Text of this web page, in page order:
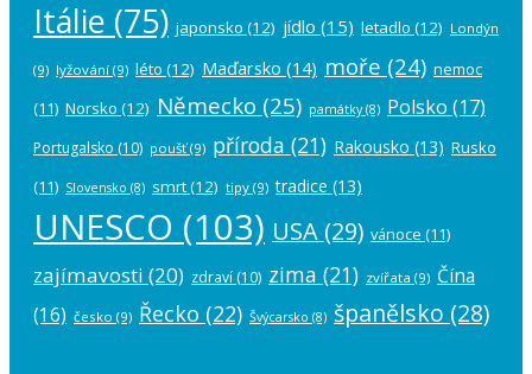
Itálie (75) japonsko (12) jídlo (15) letadlo (12) Londýn
(9) lyžování (9) léto (12) Maďarsko (14) moře (24) nemoc
(11) Norsko (12) Německo (25) památky(8) Polsko (17)
Portugalsko (10) poušť(9) příroda (21) Rakousko (13) Rusko
(11) Slovensko (8) smrt(12) tipy (9) tradice (13)
UNESCO (103) USA (29) vánoce (11)
zajímavosti (20) zdraví (10) zima (21) zvířata (9) Čína
(16) česko (9) Řecko (22) Švýcarsko (8) španělsko (28)